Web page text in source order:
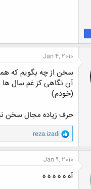
Jan 4, 2010
سخن از چه بگویم که
آن نگاهی کز غم سال
(خودم)
حرف زیاده مجال سخن
و
ا
ک
ش
ه
ا
reza.izadi
Jan 9, 2010
آه ه ه ه ه ه